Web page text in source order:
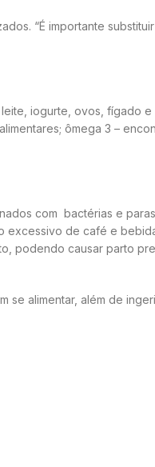
“É importante
leite, iogurte, ovos, fígado
ômega 3 –
com bactérias e
excessivo de café e
podendo causar parto
se alimentar, além de